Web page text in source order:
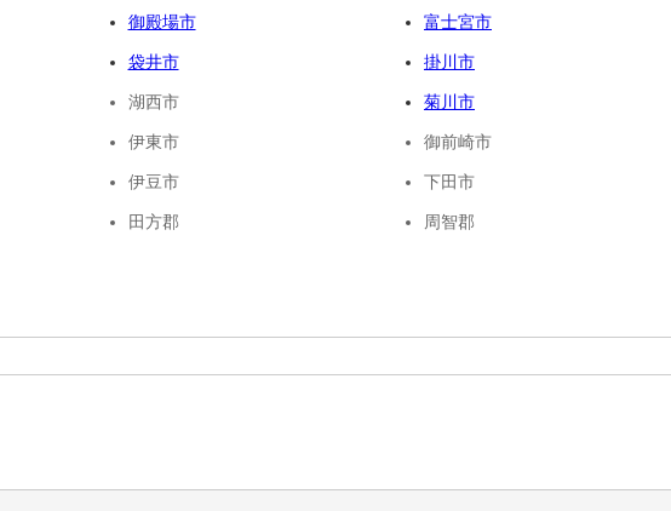
御殿場市 富士宮市
袋井市 掛川市
湖西市 菊川市
伊東市 御前崎市
伊豆市 下田市
田方郡 周智郡